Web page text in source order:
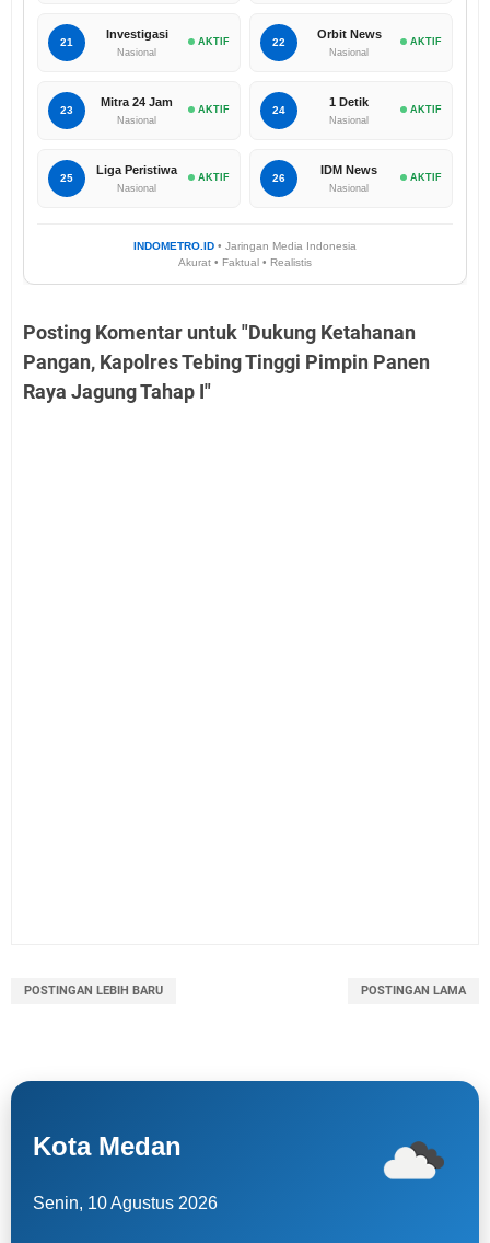
21
Investigasi
Nasional
AKTIF 22
Orbit News
Nasional
AKTIF
23
Mitra 24 Jam
Nasional
AKTIF 24
1 Detik
Nasional
AKTIF
25
Liga Peristiwa
Nasional
AKTIF 26
IDM News
Nasional
AKTIF
INDOMETRO.ID • Jaringan Media Indonesia
Akurat • Faktual • Realistis
Posting Komentar untuk "Dukung Ketahanan
Pangan, Kapolres Tebing Tinggi Pimpin Panen
Raya Jagung Tahap I"
POSTINGAN LEBIH BARU POSTINGAN LAMA
Kota Medan
Senin, 10 Agustus 2026